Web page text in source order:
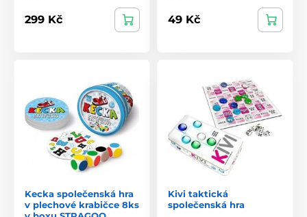
299 Kč 49 Kč
Kecka společenská hra
v plechové krabičce 8ks
Kivi taktická
společenská hra